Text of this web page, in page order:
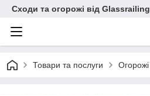
Сходи та огорожі від Glassrailing
Товари та послуги Огорожі